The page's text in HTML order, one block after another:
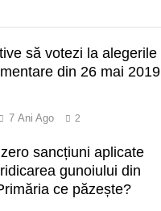
să votezi la alegerile
din 26 mai 2019
7 Ani Ago 2
sancțiuni aplicate
gunoiului din
ce păzește?